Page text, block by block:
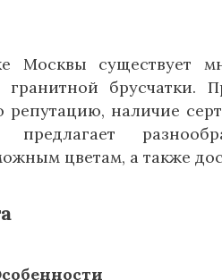
Москвы существует
брусчатки.
репутацию, наличие
цветам, а также